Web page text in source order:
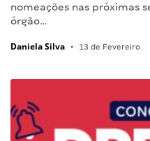
nomeações nas próximas
órgão…
Daniela Silva • 13 de Fevereiro